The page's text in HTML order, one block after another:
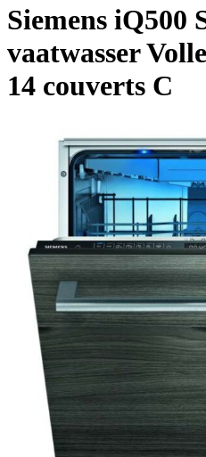
Siemens iQ500
vaatwasser
14 couverts C